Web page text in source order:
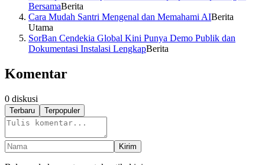
BersamaBerita
Cara Mudah Santri Mengenal dan Memahami AIBerita
Utama
SorBan Cendekia Global Kini Punya Demo Publik dan
Dokumentasi Instalasi LengkapBerita
Komentar
0 diskusi
Terbaru Terpopuler
Kirim